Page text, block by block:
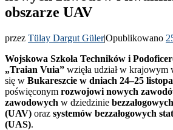
obszarze UAV
przez Tülay Dargut Güler|Opublikowano
Wojskowa Szkoła Techników i
„Traian Vuia” wzięła udział w krajowym
się w Bukareszcie w dniach 24–25
poświęconym rozwojowi nowych
zawodowych w dziedzinie
(UAV) oraz systemów bezzałogowych
(UAS).